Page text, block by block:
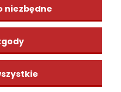
niezbędne